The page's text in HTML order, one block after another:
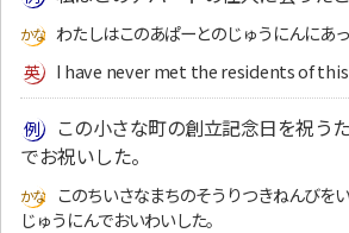
わたしはこのあぱーとのじゅうにんにあ
I have never met the residents of
この小さな町の創立記念日を祝う
でお祝いした。
このちいさなまちのそうりつきねんびを
じゅうにんでおいわいした。